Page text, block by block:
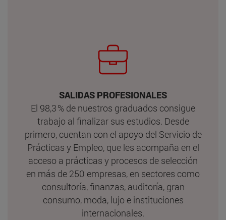
SALIDAS PROFESIONALES
El 98,3 % de nuestros graduados consigue
trabajo al finalizar sus estudios. Desde
primero, cuentan con el apoyo del Servicio de
Prácticas y Empleo, que les acompaña en el
acceso a prácticas y procesos de selección
en más de 250 empresas, en sectores como
consultoría, finanzas, auditoría, gran
consumo, moda, lujo e instituciones
internacionales.